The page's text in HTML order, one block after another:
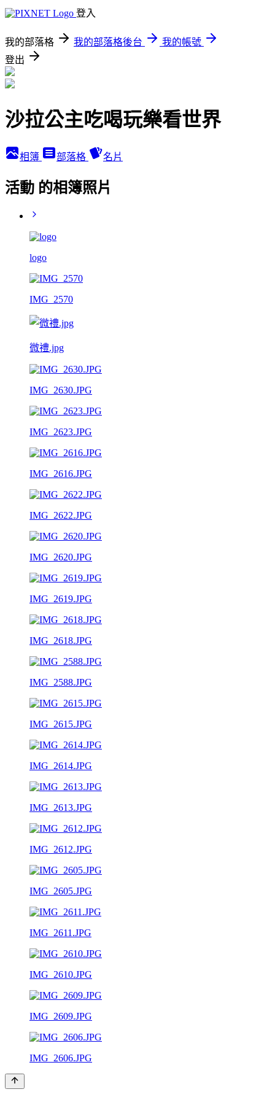
登入
我的部落格 我的部落格後台
我的帳號
登出
沙拉公主吃喝玩樂看世界
相簿 部落格 名片
活動 的相簿照片
logo
IMG_2570
微禮.jpg
IMG_2630.JPG
IMG_2623.JPG
IMG_2616.JPG
IMG_2622.JPG
IMG_2620.JPG
IMG_2619.JPG
IMG_2618.JPG
IMG_2588.JPG
IMG_2615.JPG
IMG_2614.JPG
IMG_2613.JPG
IMG_2612.JPG
IMG_2605.JPG
IMG_2611.JPG
IMG_2610.JPG
IMG_2609.JPG
IMG_2606.JPG